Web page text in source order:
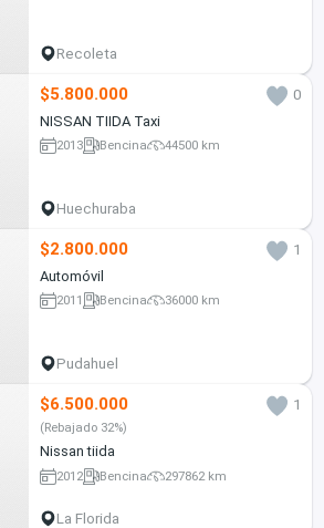
Recoleta
$5.800.000
0
NISSAN TIIDA Taxi
2013 Bencina 44500 km
Huechuraba
$2.800.000
1
Automóvil
2011 Bencina 36000 km
Pudahuel
$6.500.000 1
(Rebajado 32%)
Nissan tiida
2012 Bencina 297862 km
La Florida